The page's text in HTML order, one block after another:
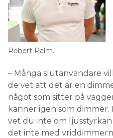
Robert Palm.
– Många slutanvändare
de vet att det är en
något som sitter på
känner igen som
vet du inte om ljusstyrkan
det inte med